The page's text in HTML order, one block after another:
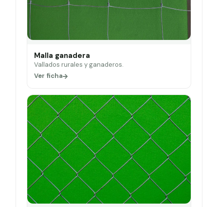
Malla ganadera
Vallados rurales y ganaderos.
Ver ficha